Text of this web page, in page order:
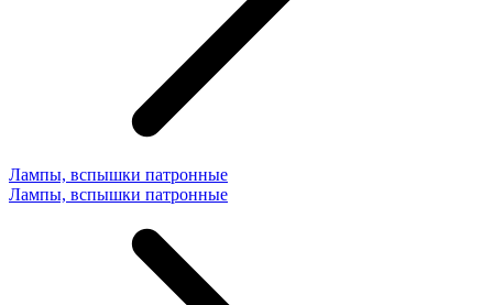
Лампы, вспышки патронные
Лампы, вспышки патронные